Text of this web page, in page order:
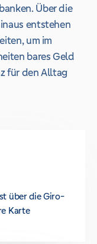
Über die
entstehen
um im
bares Geld
für den Alltag
über die Giro-
Karte